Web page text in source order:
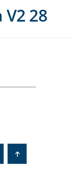
28